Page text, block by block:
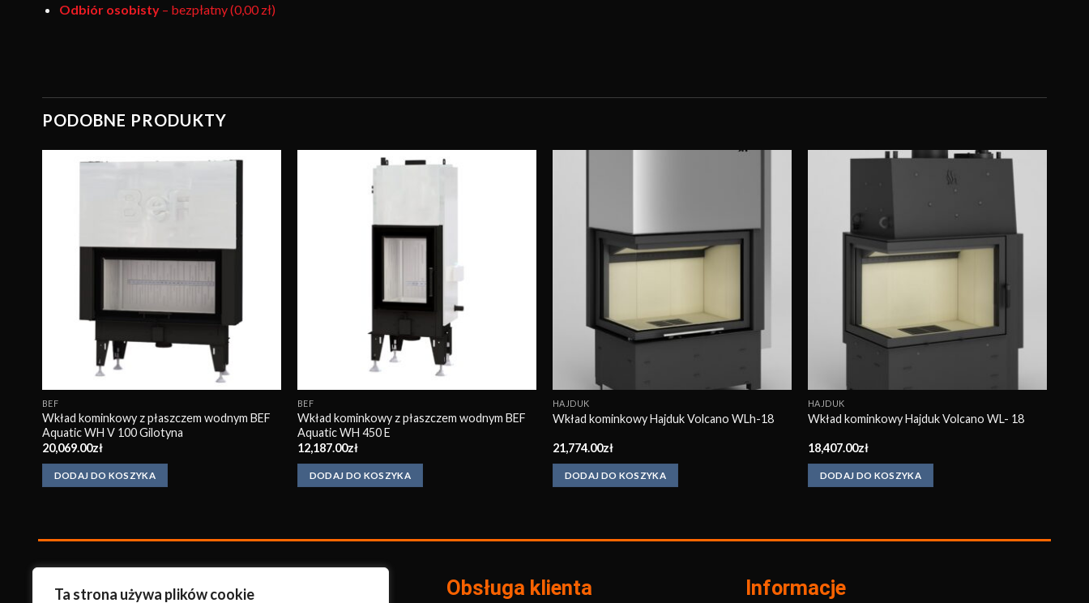
Ta strona używa plików cookie
Odbiór osobisty– bezpłatny (0,00 zł)
PODOBNE PRODUKTY
BEF
Wkład kominkowy z płaszczem wodnym BEF
Aquatic WH V 100 Gilotyna
20,069.00zł
DODAJ DO KOSZYKA
BEF
Wkład kominkowy z płaszczem wodnym BEF
Aquatic WH 450 E
12,187.00zł
DODAJ DO KOSZYKA
HAJDUK
Wkład kominkowy Hajduk Volcano WLh-18
21,774.00zł
DODAJ DO KOSZYKA
Obserwuj
HAJDUK
Wkład kominkowy Hajduk Volcano WL- 18
18,407.00zł
DODAJ DO KOSZYKA
KonradKominki Obsługa klienta Informacje